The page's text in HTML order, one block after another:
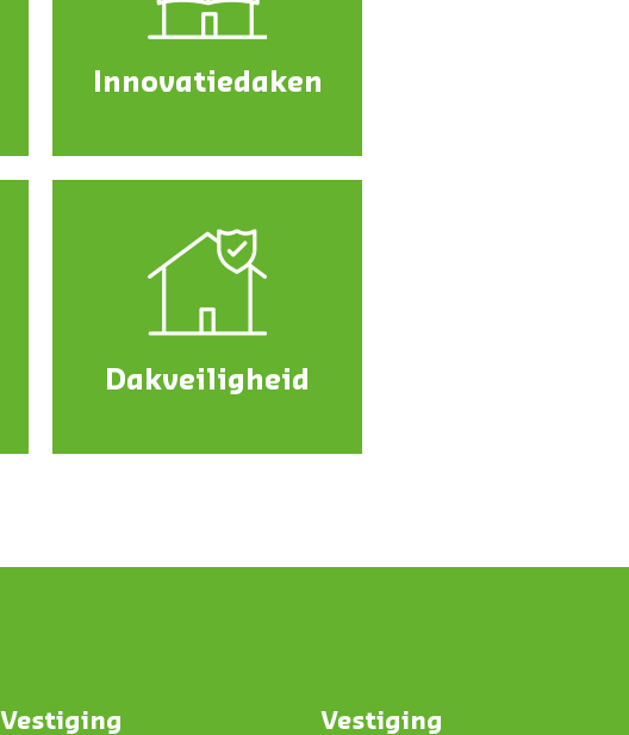
Innovatiedaken
Dakveiligheid
Vestiging Vestiging